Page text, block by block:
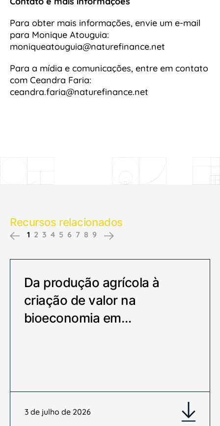
Para obter mais informações, envie um e-mail
para Monique Atouguia:
moniqueatouguia@naturefinance.net
Para a mídia e comunicações, entre em contato
com Ceandra Faria:
ceandra.faria@naturefinance.net
Recursos relacionados
Previous
1 2 3 4 5 6 7 8 9
Da produção agrícola à
criação de valor na
bioeconomia em…
3 de julho de 2026